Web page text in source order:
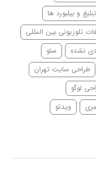
و بیلبورد ها
تلوزیونی بین المللی
نشده
سئو
طراحی سایت تهران
لوگو
ویدئو